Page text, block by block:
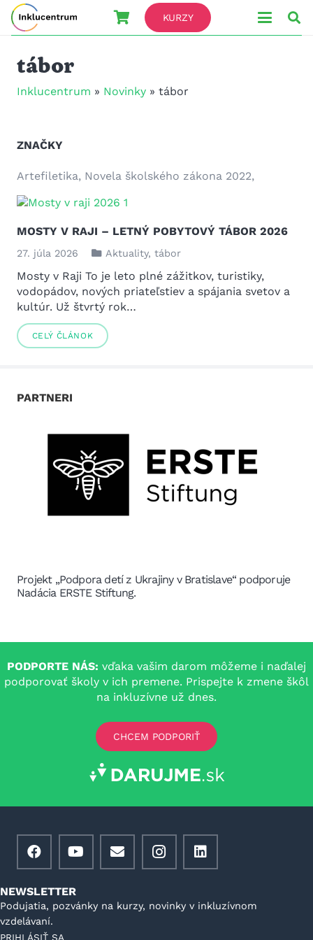
KURZY
tábor
Inklucentrum » Novinky » tábor
ZNAČKY
Artefiletika Novela školského zákona 2022
MOSTY V RAJI – LETNÝ POBYTOVÝ TÁBOR 2026
27. júla 2026 Aktuality, tábor
Mosty v Raji To je leto plné zážitkov, turistiky,
vodopádov, nových priateľstiev a spájania svetov a
kultúr. Už štvrtý rok…
CELÝ ČLÁNOK
PARTNERI
Projekt „Podpora detí z Ukrajiny v Bratislave“ podporuje
Nadácia ERSTE Stiftung.
PODPORTE NÁS: vďaka vašim darom môžeme i naďalej
podporovať školy v ich premene. Prispejte k zmene škôl
na inkluzívne už dnes.
CHCEM PODPORIŤ
NEWSLETTER
Podujatia, pozvánky na kurzy, novinky v inkluzívnom
vzdelávaní.
PRIHLÁSIŤ SA